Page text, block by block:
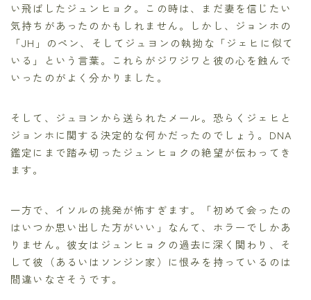
い飛ばしたジュンヒョク。この時は、まだ妻を信じたい
気持ちがあったのかもしれません。しかし、ジョンホの
「JH」のペン、そしてジュヨンの執拗な「ジェヒに似て
いる」という言葉。これらがジワジワと彼の心を蝕んで
いったのがよく分かりました。
そして、ジュヨンから送られたメール。恐らくジェヒと
ジョンホに関する決定的な何かだったのでしょう。DNA
鑑定にまで踏み切ったジュンヒョクの絶望が伝わってき
ます。
一方で、イソルの挑発が怖すぎます。「初めて会ったの
はいつか思い出した方がいい」なんて、ホラーでしかあ
りません。彼女はジュンヒョクの過去に深く関わり、そ
して彼（あるいはソンジン家）に恨みを持っているのは
間違いなさそうです。